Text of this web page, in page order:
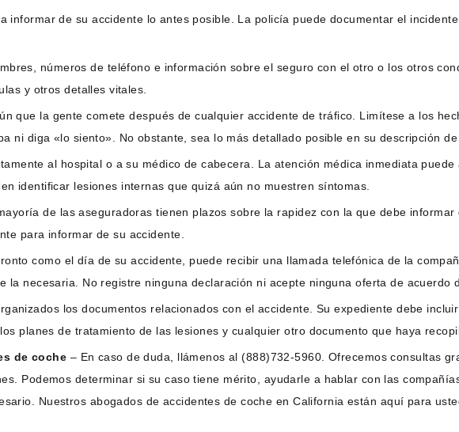
informar de su accidente lo antes posible. La policía puede documentar el
números de teléfono e información sobre el seguro con el otro o los otros
y otros detalles vitales.
que la gente comete después de cualquier accidente de tráfico. Limítese a los
ni diga «lo siento». No obstante, sea lo más detallado posible en su descripción de
al hospital o a su médico de cabecera. La atención médica inmediata
identificar lesiones internas que quizá aún no muestren síntomas.
de las aseguradoras tienen plazos sobre la rapidez con la que debe
para informar de su accidente.
como el día de su accidente, puede recibir una llamada telefónica de la
la necesaria. No registre ninguna declaración ni acepte ninguna oferta de acuerdo
los documentos relacionados con el accidente. Su expediente debe
planes de tratamiento de las lesiones y cualquier otro documento que haya
de coche – En caso de duda, llámenos al (888)732-5960. Ofrecemos consultas
Podemos determinar si su caso tiene mérito, ayudarle a hablar con las
Nuestros abogados de accidentes de coche en California están aquí para